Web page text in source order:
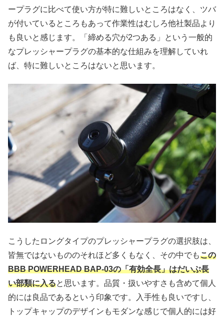
ープラグに比べて使い方が特に難しいところはなく、ツバ
が付いているところもあって作業性はむしろ他社製品より
も良いと感じます。「締める穴が2つある」という一般的
なプレッシャープラグの基本的な仕組みを理解していれ
ば、特に難しいところはないと思います。
こうしたロングタイプのプレッシャープラグの選択肢は、
皆無ではないもののそれほど多くもなく、その中でもこの
BBB POWERHEAD BAP-03の「有効全長」はだいぶ長
い部類に入ると思います。品質・扱いやすさも含めて個人
的には良品であるという印象です。入手性も良いですし、
トップキャップのデザインもモダンな感じで個人的には好